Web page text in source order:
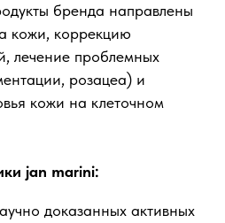
бренда направлены
кожи, коррекцию
лечение проблемных
розацеа) и
кожи на клеточном
jan marini:
доказанных активных